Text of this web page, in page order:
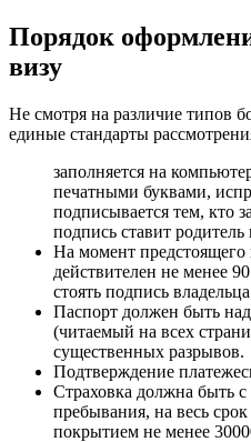
Порядок
визу
Не смотря на различие типов
единые стандарты
заполняется на
печатными буквами,
подписывается тем, кто
подпись ставит
На момент предстоящего
действителен не менее
стоять подпись
Паспорт должен быть
(читаемый на всех
существенных разрывов.
Подтверждение
Страховка должна быть
пребывания, на весь
покрытием не менее